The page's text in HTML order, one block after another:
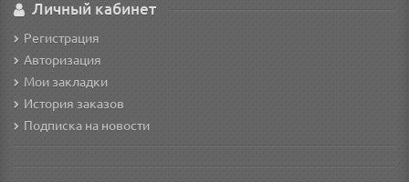
Личный кабинет
Регистрация
Авторизация
Мои закладки
История заказов
Подписка на новости